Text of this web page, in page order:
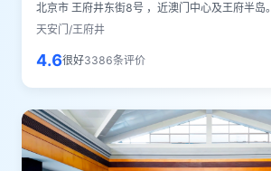
北京市 王府井东街8号 ，近澳门中心及王府半岛。
天安门/王府井
4.6很好3386条评价